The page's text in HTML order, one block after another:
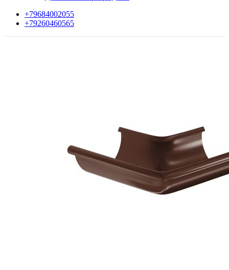
+79684002055
+79260460565